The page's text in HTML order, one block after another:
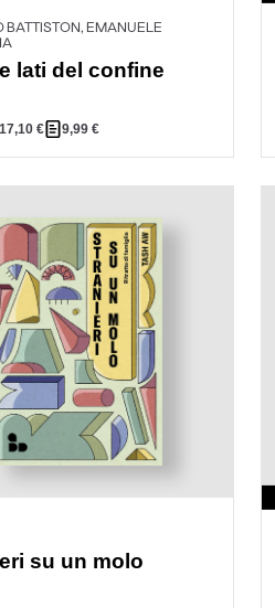
BATTISTON, EMANUELE
lati del confine
€ 9,99€
su un molo